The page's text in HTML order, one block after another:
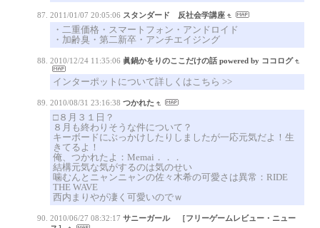
2011/01/07 20:05:06 スタンダード 反社会学講座
・二重価格・スマートフォン・アンドロイド
・加齢臭・第二新卒・アンチエイジング
2010/12/24 11:35:06 眞鍋かをりのここだけの話 powered by ココログ
インターポットについて詳しくはこちら >>
2010/08/31 23:16:38 つかれた
□８月３１日？
８月も終わりそうな件について？
キーボードにぶっかけしたりしましたが一応元気だよ！生
きてるよ！
俺、つかれたよ：Memai．．．
結構元気な気がするのは気のせい
噛むんとニャンニャンの佐々木希の可愛さは異常：RIDE
THE WAVE
西内まりやが凄く可愛いのでｗ
2010/06/27 08:32:17 サニーガール ［フリーゲームレビュー・ニュー